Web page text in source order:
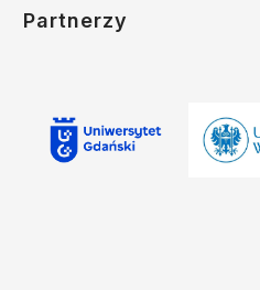
Partnerzy